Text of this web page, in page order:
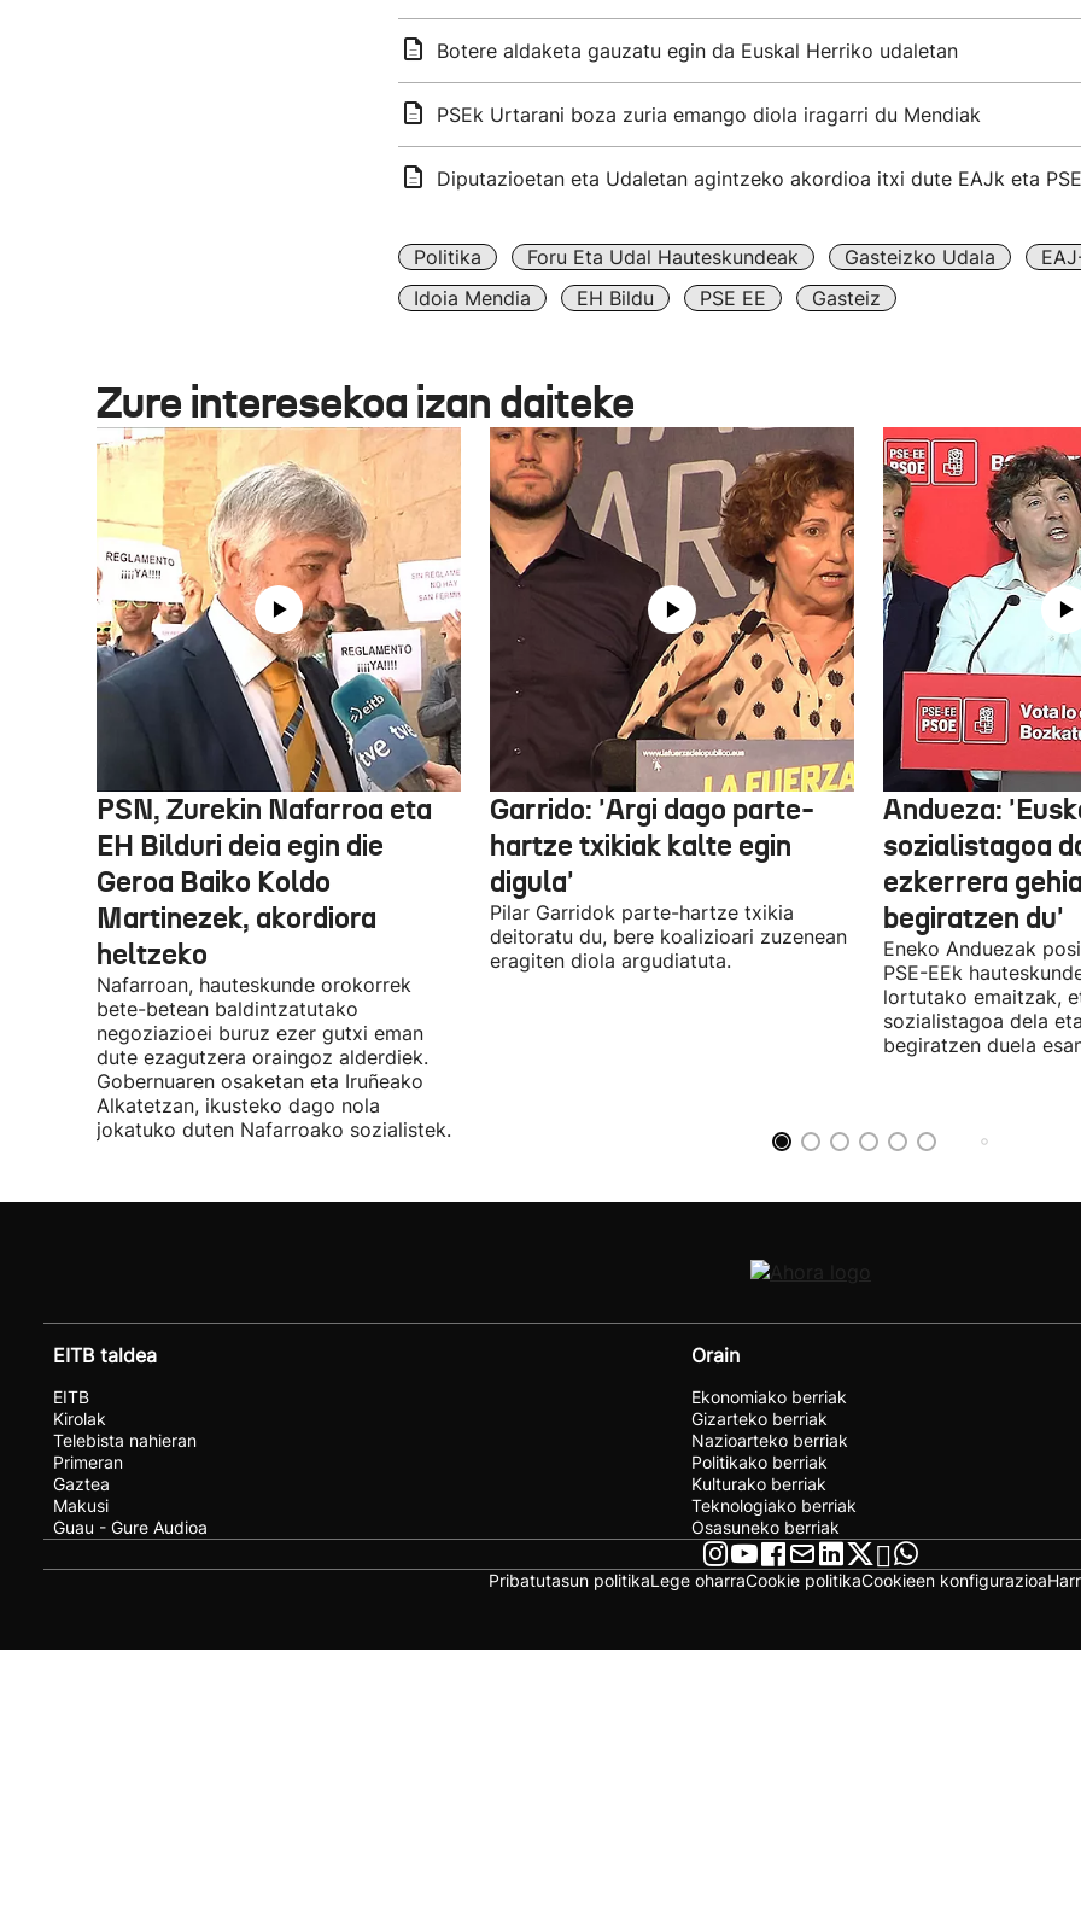
Botere aldaketa gauzatu egin da Euskal Herriko udaletan
PSEk Urtarani boza zuria emango diola iragarri du Mendiak
Diputazioetan eta Udaletan agintzeko akordioa itxi dute EAJk eta
Politika Foru Eta Udal Hauteskundeak Gasteizko Udala
Idoia Mendia
EH Bildu PSE EE Gasteiz
Zure interesekoa izan daiteke
PSN, Zurekin Nafarroa eta
EH Bilduri deia egin die
Geroa Baiko Koldo
Martinezek, akordiora
heltzeko
Nafarroan, hauteskunde orokorrek
bete-betean baldintzatutako
negoziazioei buruz ezer gutxi eman
dute ezagutzera oraingoz alderdiek.
Gobernuaren osaketan eta Iruñeako
Alkatetzan, ikusteko dago nola
jokatuko duten Nafarroako sozialistek.
Garrido: 'Argi dago parte-
hartze txikiak kalte egin
digula'
Pilar Garridok parte-hartze txikia
deitoratu du, bere koalizioari zuzenean
eragiten diola argudiatuta.
Andueza:
sozialistagoa
ezkerrera
begiratzen du'
Eneko Anduezak
PSE-EEk
lortutako emaitzak,
sozialistagoa dela
begiratzen duela
EITB taldea
EITB
Kirolak
Telebista nahieran
Primeran
Gaztea
Makusi
Guau - Gure Audioa
Orain
Ekonomiako berriak
Gizarteko berriak
Nazioarteko berriak
Politikako berriak
Kulturako berriak
Teknologiako berriak
Osasuneko berriak
Pribatutasun politikaLege oharraCookie politikaCookieen konfigurazioa